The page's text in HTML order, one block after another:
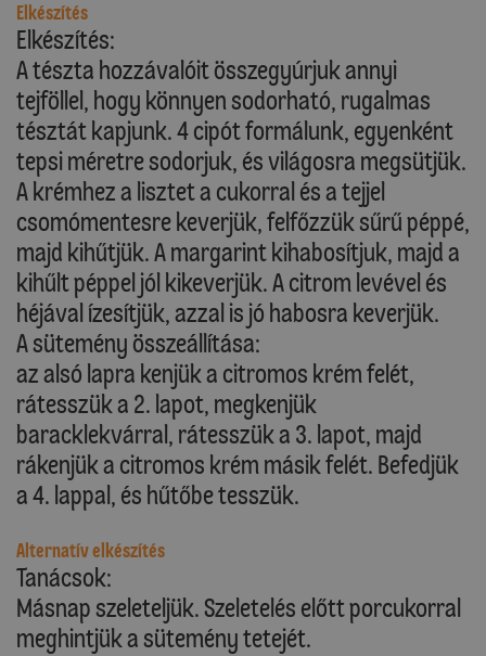
Elkészítés
Elkészítés:
A tészta hozzávalóit összegyúrjuk annyi
tejföllel, hogy könnyen sodorható, rugalmas
tésztát kapjunk. 4 cipót formálunk, egyenként
tepsi méretre sodorjuk, és világosra megsütjük.
A krémhez a lisztet a cukorral és a tejjel
csomómentesre keverjük, felfőzzük sűrű péppé,
majd kihűtjük. A margarint kihabosítjuk, majd a
kihűlt péppel jól kikeverjük. A citrom levével és
héjával ízesítjük, azzal is jó habosra keverjük.
A sütemény összeállítása:
az alsó lapra kenjük a citromos krém felét,
rátesszük a 2. lapot, megkenjük
baracklekvárral, rátesszük a 3. lapot, majd
rákenjük a citromos krém másik felét. Befedjük
a 4. lappal, és hűtőbe tesszük.
Alternatív elkészítés
Tanácsok:
Másnap szeleteljük. Szeletelés előtt porcukorral
meghintjük a sütemény tetejét.